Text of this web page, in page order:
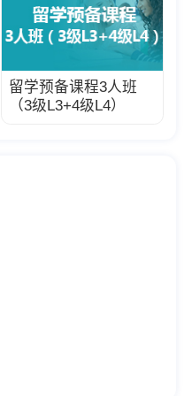
留学预备课程3人班
（3级L3+4级L4）